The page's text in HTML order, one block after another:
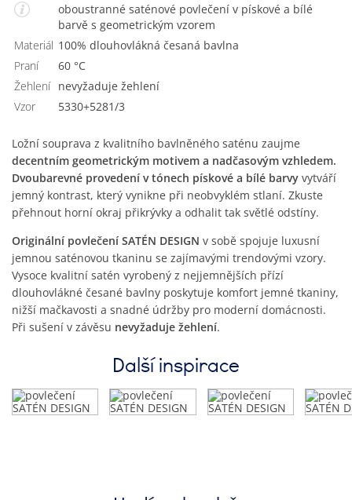
oboustranné saténové povlečení v pískové a bílé
barvě s geometrickým vzorem
Materiál
100% dlouhovlákná česaná bavlna
Praní
60 °C
Žehlení
nevyžaduje žehlení
Vzor
5330+5281/3
Ložní souprava z kvalitního bavlněného saténu zaujme
decentním geometrickým motivem a nadčasovým vzhledem.
Dvoubarevné provedení v tónech pískové a bílé barvy vytváří
jemný kontrast, který vynikne při neobvyklém stlaní. Zkuste
přehnout horní okraj přikrývky a odhalit tak světlé odstíny.
Originální povlečení SATÉN DESIGN v sobě spojuje luxusní
jemnou saténovou tkaninu se zajímavými trendovými vzory.
Vysoce kvalitní satén vyrobený z nejjemnějších přízí
dlouhovlákné česané bavlny poskytuje komfort jemné tkaniny,
nižší mačkavosti a snadné údržby pro moderní domácnosti.
Při sušení v závěsu nevyžaduje žehlení.
Další inspirace